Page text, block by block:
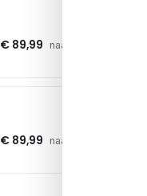
€ 89,99 naar shop →
€ 89,99 naar shop →